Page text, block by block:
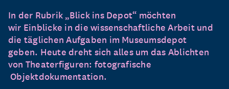
In der Rubrik „Blick ins Depot“ möchten
wir Einblicke in die wissenschaftliche Arbeit und
die täglichen Aufgaben im Museumsdepot
geben. Heute dreht sich alles um das Ablichten
von Theaterfiguren: fotografische
Objektdokumentation.